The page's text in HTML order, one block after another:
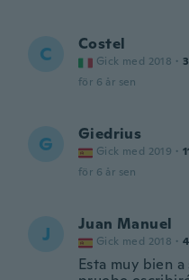
C Costel
Gick med 2018 ·
för 6 år sen
G Giedrius
Gick med 2019 ·
för 6 år sen
J Juan Manuel
Gick med 2018 ·
Esta muy bien